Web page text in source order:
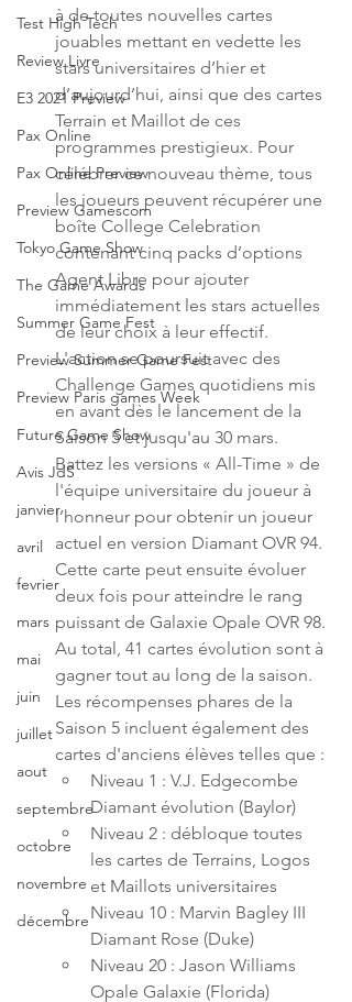
Test High Tech
Review Livre
E3 2021 Preview
Pax Online
Pax Online Preview
Preview Gamescom
Tokyo Game Show
The Game Awards
Summer Game Fest
Preview Summer Game Fest
Preview Paris games Week
Future Game Show
Avis JdS
janvier
avril
fevrier
mars
mai
juin
juillet
aout
septembre
octobre
novembre
décembre
à de toutes nouvelles cartes
jouables mettant en vedette les
stars universitaires d’hier et
d’aujourd’hui, ainsi que des cartes
Terrain et Maillot de ces
programmes prestigieux. Pour
célébrer ce nouveau thème, tous
les joueurs peuvent récupérer une
boîte College Celebration
contenant cinq packs d’options
Agent Libre pour ajouter
immédiatement les stars actuelles
de leur choix à leur effectif.
L'action se poursuit avec des
Challenge Games quotidiens mis
en avant dès le lancement de la
Saison 5 et jusqu'au 30 mars.
Battez les versions « All-Time » de
l'équipe universitaire du joueur à
l’honneur pour obtenir un joueur
actuel en version Diamant OVR 94.
Cette carte peut ensuite évoluer
deux fois pour atteindre le rang
puissant de Galaxie Opale OVR 98.
Au total, 41 cartes évolution sont à
gagner tout au long de la saison.
Les récompenses phares de la
Saison 5 incluent également des
cartes d'anciens élèves telles que :
Niveau 1 : V.J. Edgecombe
Diamant évolution (Baylor)
Niveau 2 : débloque toutes
les cartes de Terrains, Logos
et Maillots universitaires
Niveau 10 : Marvin Bagley III
Diamant Rose (Duke)
Niveau 20 : Jason Williams
Opale Galaxie (Florida)